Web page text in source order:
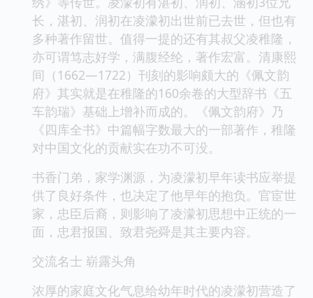
长，湛初、润初在凌濛初出世前已去世，但也有
多种著作留世。值得一提的还有其叔父凌稚隆，
亦可谓笃志好学，满腹经纶，著作宏富。清康熙
间（1662—1722）刊刻的影响颇大的《佩文韵
府》其实就是在稚隆的160余卷的大型辞书《五
车韵瑞》基础上增补而成的。《佩文韵府》乃
《四库全书》中篇幅字数最大的一部著作，稚隆
对中国文化的贡献实在功不可没。
书香门弟，家学渊源，为凌濛初早年读书应举提
供了良好条件，也决定了他早年的抱负。官宦世
家，忠臣后裔，则影响了凌濛初思想中正统的一
面，忠君报国、致君尧舜是其主要内容。
交流名士 崭露头角
浓厚的家庭文化气息给幼年时代的凌濛初营造了